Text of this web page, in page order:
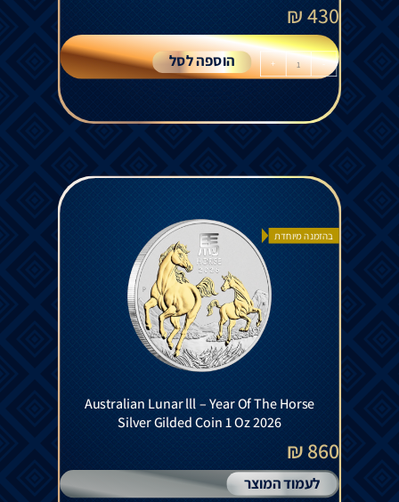
430
₪
-
+ הוספה לסל
בהזמנה מיוחדת
Australian Lunar lll – Year Of The Horse
Silver Gilded Coin 1 Oz 2026
860 ₪
לעמוד המוצר